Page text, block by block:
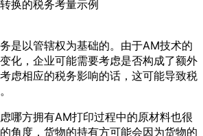
换的税务考量示例
是以管辖权为基础的。由于AM技术的
化，企业可能需要考虑是否构成了额外
虑相应的税务影响的话，这可能导致税
哪方拥有AM打印过程中的原材料也很
角度，货物的持有方可能会因为货物的